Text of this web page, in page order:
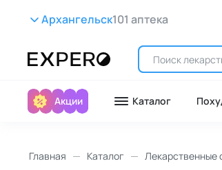
Архангельск101 аптека
Акции Каталог
Главная Каталог Лекарственные